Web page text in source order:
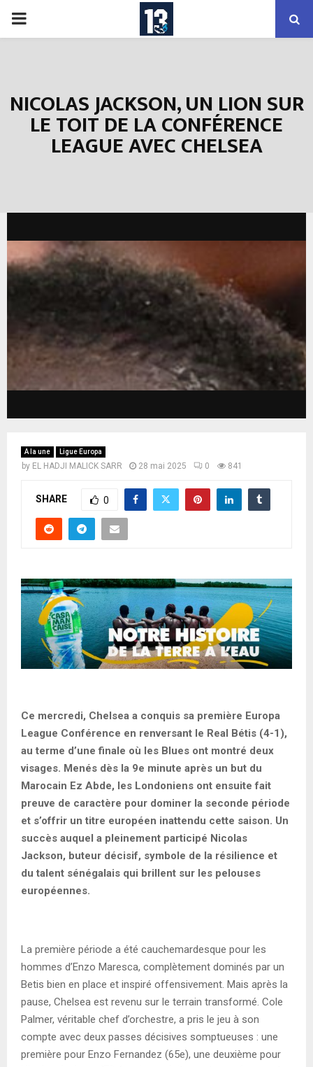
PRIMARY
NICOLAS JACKSON, UN LION SUR
LE TOIT DE LA CONFÉRENCE
LEAGUE AVEC CHELSEA
A la une Ligue Europa
by EL HADJI MALICK SARR 28 mai 2025 0 841
SHARE 0
Ce mercredi, Chelsea a conquis sa première Europa
League Conférence en renversant le Real Bétis (4-1),
au terme d’une finale où les Blues ont montré deux
visages. Menés dès la 9e minute après un but du
Marocain Ez Abde, les Londoniens ont ensuite fait
preuve de caractère pour dominer la seconde période
et s’offrir un titre européen inattendu cette saison. Un
succès auquel a pleinement participé Nicolas
Jackson, buteur décisif, symbole de la résilience et
du talent sénégalais qui brillent sur les pelouses
européennes.
La première période a été cauchemardesque pour les
hommes d’Enzo Maresca, complètement dominés par un
Betis bien en place et inspiré offensivement. Mais après la
pause, Chelsea est revenu sur le terrain transformé. Cole
Palmer, véritable chef d’orchestre, a pris le jeu à son
compte avec deux passes décisives somptueuses : une
première pour Enzo Fernandez (65e), une deuxième pour